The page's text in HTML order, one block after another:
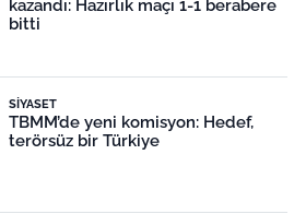
kazandı: Hazırlık maçı 1-1 berabere
bitti
SIYASET
TBMM’de yeni komisyon: Hedef,
terörsüz bir Türkiye